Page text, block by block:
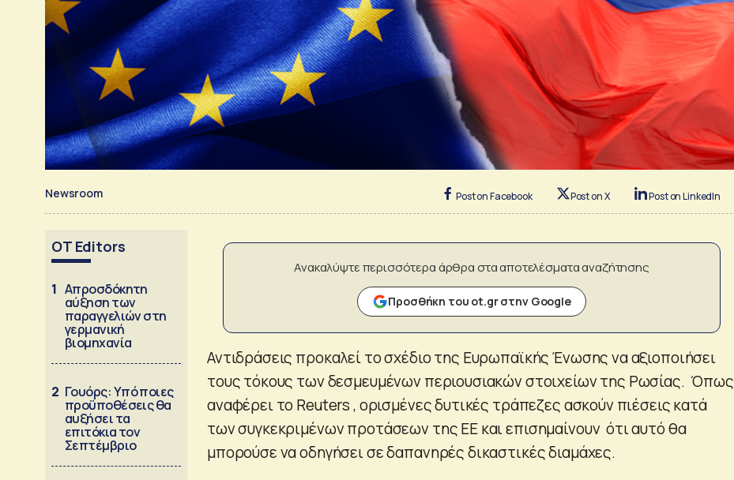
Newsroom Post on Facebook Post on X Post on LinkedIn
OT Editors
1 Απροσδόκητη
αύξηση των
παραγγελιών στη
γερμανική
βιομηχανία
2 Γουόρς: Υπό ποιες
προϋποθέσεις θα
αυξήσει τα
επιτόκια τον
Σεπτέμβριο
Ανακαλύψτε περισσότερα άρθρα στα αποτελέσματα αναζήτησης
Προσθήκη του ot.gr στην Google
Αντιδράσεις προκαλεί το σχέδιο της Ευρωπαϊκής Ένωσης να αξιοποιήσει
τους τόκους των δεσμευμένων περιουσιακών στοιχείων της Ρωσίας. Όπως
αναφέρει το Reuters , ορισμένες δυτικές τράπεζες ασκούν πιέσεις κατά
των συγκεκριμένων προτάσεων της ΕΕ και επισημαίνουν ότι αυτό θα
μπορούσε να οδηγήσει σε δαπανηρές δικαστικές διαμάχες.